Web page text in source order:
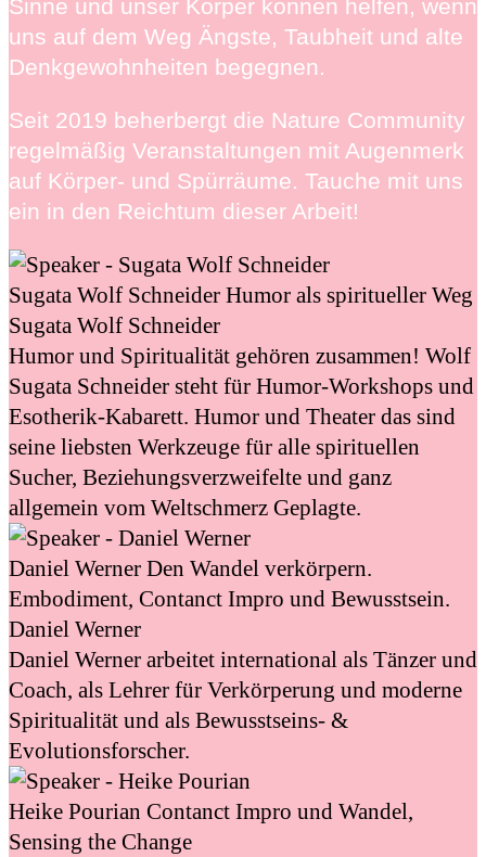
Sinne und unser Körper können helfen, wenn
uns auf dem Weg Ängste, Taubheit und alte
Denkgewohnheiten begegnen.
Seit 2019 beherbergt die Nature Community
regelmäßig Veranstaltungen mit Augenmerk
auf Körper- und Spürräume. Tauche mit uns
ein in den Reichtum dieser Arbeit!
Sugata Wolf Schneider Humor als spiritueller Weg
Sugata Wolf Schneider
Humor und Spiritualität gehören zusammen! Wolf
Sugata Schneider steht für Humor-Workshops und
Esotherik-Kabarett. Humor und Theater das sind
seine liebsten Werkzeuge für alle spirituellen
Sucher, Beziehungsverzweifelte und ganz
allgemein vom Weltschmerz Geplagte.
Daniel Werner Den Wandel verkörpern.
Embodiment, Contanct Impro und Bewusstsein.
Daniel Werner
Daniel Werner arbeitet international als Tänzer und
Coach, als Lehrer für Verkörperung und moderne
Spiritualität und als Bewusstseins- &
Evolutionsforscher.
Heike Pourian Contanct Impro und Wandel,
Sensing the Change